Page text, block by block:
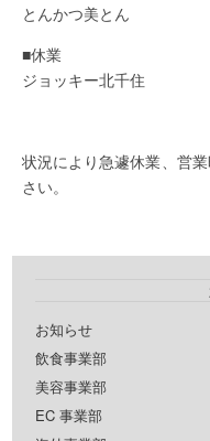
とんかつ美とん
■休業
ジョッキー北千住
状況により急遽休業、営
さい。
お知らせ
飲食事業部
美容事業部
EC 事業部